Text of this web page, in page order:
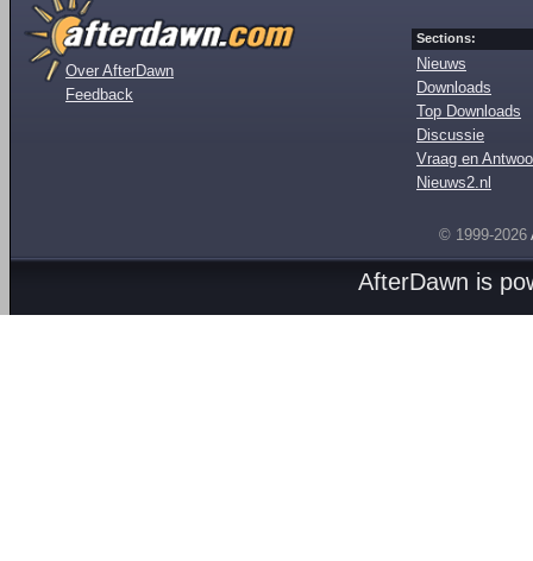
Over AfterDawn
Feedback
Sections:
Nieuws
Downloads
Top Downloads
Discussie
Vraag en
Nieuws2.nl
© 1999-2026
AfterDawn is